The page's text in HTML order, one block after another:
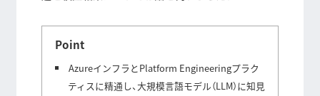
Point
AzureインフラとPlatform Engineeringプラク
ティスに精通し、大規模言語モデル（LLM）に知見